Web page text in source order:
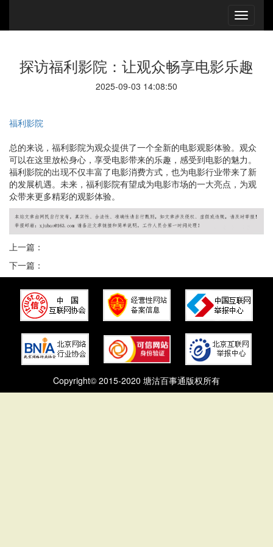
探访福利影院：让观众畅享电影乐趣
2025-09-03 14:08:50
福利影院
总的来说，福利影院为观众提供了一个全新的电影观影体验。观众
可以在这里放松身心，享受电影带来的乐趣，感受到电影的魅力。
福利影院的出现不仅丰富了电影消费方式，也为电影行业带来了新
的发展机遇。未来，福利影院有望成为电影市场的一大亮点，为观
众带来更多精彩的观影体验。
上一篇：
下一篇：
Copyright© 2015-2020 塘沽百事通版权所有